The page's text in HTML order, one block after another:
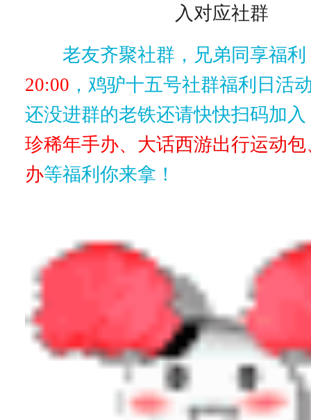
入对应社群
老友齐聚社群，兄弟同享福利
20:00 ，鸡驴十五号社群福利日活
还没进群的老铁还请快快扫码加入
珍稀年手办、 大话西游出行运动包
办等福利你来拿！